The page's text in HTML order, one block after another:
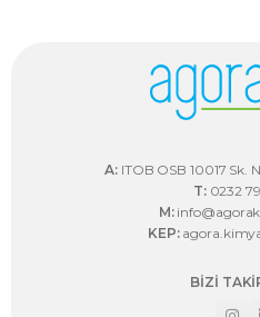
A:ITOB OSB 10017 Sk.
T:0232
M:
KEP:
BİZİ